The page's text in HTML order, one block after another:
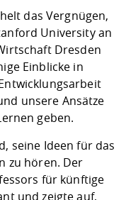
Vorbereitung
Checkliste zum
Studien- und
und Physik
Digitales Lernen
Studieren in
Lebenslagen
Studentenwerk
Angebote der
Arbeit
Lehren,
Weiterbilden im
Formulare und
Internationale
Formulare und
FIS -
Prototyping und
Gründung und
Kooperationen
Kontakt &
Klimaschutz &
Förderverein
Gremien und
Informatik/
Landbau/
Maschinenbau
Unternehmen
das Vergnügen,
University an
Dresden
Einblicke in
unsere Ansätze
geben.
seine Ideen für das
zu hören. Der
für künftige
und zeigte auf,